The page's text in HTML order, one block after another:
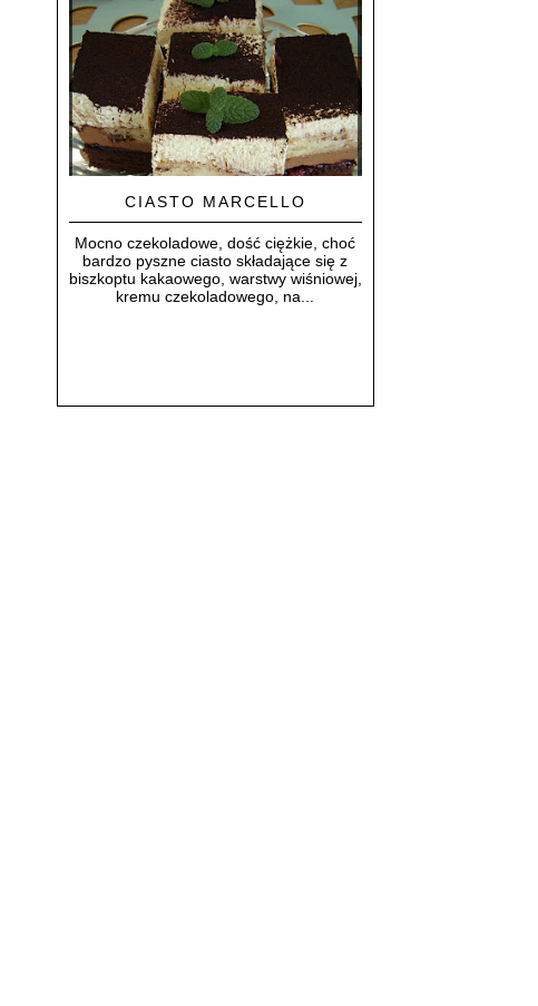
CIASTO MARCELLO
Mocno czekoladowe, dość ciężkie, choć
bardzo pyszne ciasto składające się z
biszkoptu kakaowego, warstwy wiśniowej,
kremu czekoladowego, na...